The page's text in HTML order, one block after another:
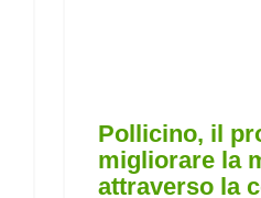
Pollicino, il
migliorare la
attraverso la